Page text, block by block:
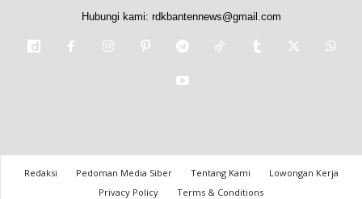
Hubungi kami: rdkbantennews@gmail.com
Redaksi Pedoman Media Siber Tentang Kami
Lowongan Kerja
Privacy Policy
Terms & Conditions